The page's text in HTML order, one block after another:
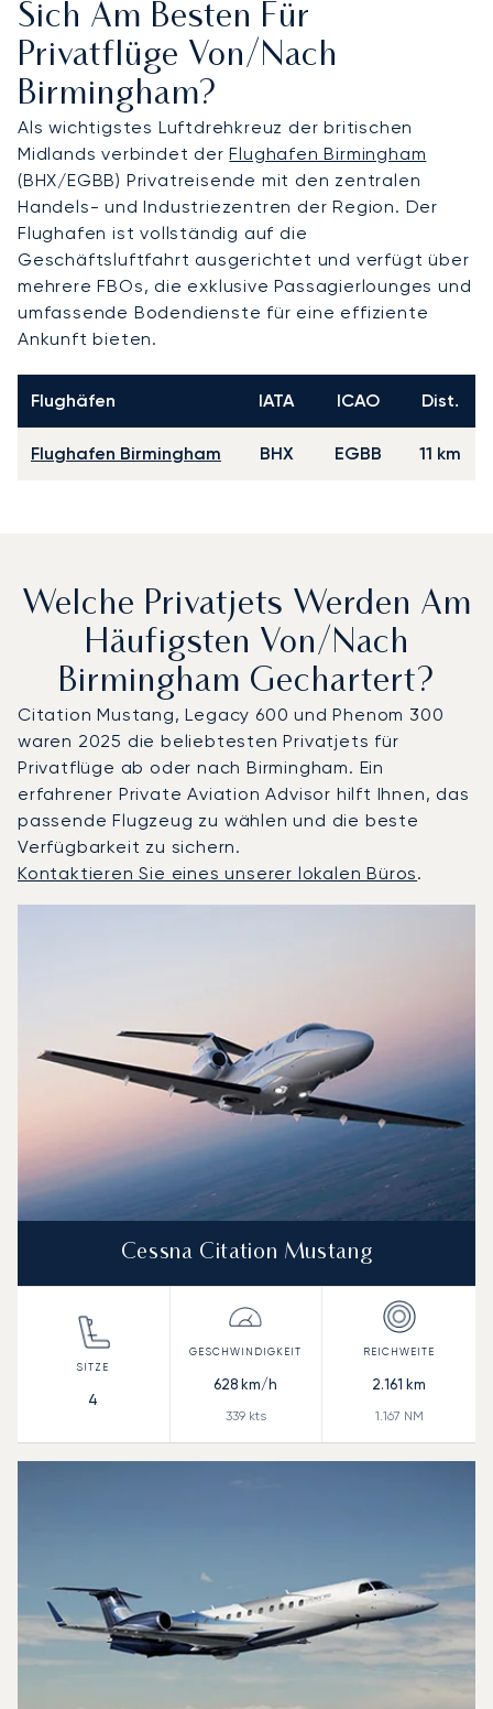
Sich Am Besten Für
Privatflüge Von/nach
Birmingham?
Als wichtigstes Luftdrehkreuz der britischen
Midlands verbindet derFlughafen Birmingham
(BHX/EGBB) Privatreisende mit den zentralen
Handels- und Industriezentren der Region. Der
Flughafen ist vollständig auf die
Geschäftsluftfahrt ausgerichtet und verfügt über
mehrere FBOs, die exklusive Passagierlounges und
umfassende Bodendienste für eine effiziente
Ankunft bieten.
Flughäfen IATA ICAO Dist.
Flughafen Birmingham BHX EGBB 11 km
Welche Privatjets Werden Am
Häufigsten Von/nach
Birmingham Gechartert?
Citation Mustang, Legacy 600 und Phenom 300
waren 2025 die beliebtesten Privatjets für
Privatflüge ab oder nach Birmingham. Ein
erfahrener Private Aviation Advisor hilft Ihnen, das
passende Flugzeug zu wählen und die beste
Verfügbarkeit zu sichern.
Kontaktieren Sie eines unserer lokalen Büros.
Cessna Citation Mustang
4
628 km/h
339kts
2.161 km
1.167 NM